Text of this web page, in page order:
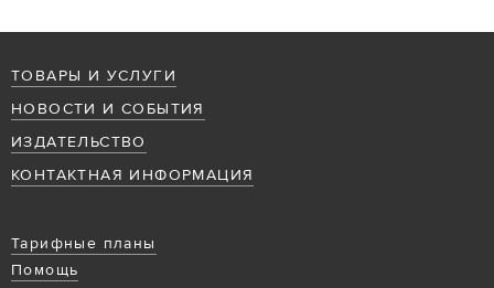
ТОВАРЫ И УСЛУГИ
НОВОСТИ И СОБЫТИЯ
ИЗДАТЕЛЬСТВО
КОНТАКТНАЯ ИНФОРМАЦИЯ
Тарифные планы
Помощь